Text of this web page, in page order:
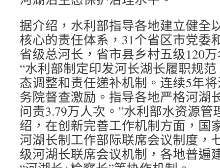
据介绍，水利部指导各地建立健全
核心的责任体系，31个省区市党委
省级总河长，省市县乡村五级120
“水利部制定印发河长湖长履职规
态调整和责任递补机制。连续5年
务院督查激励。指导各地严格河湖
问责3.79万人次。”水利部水资源
绍，在创新完善工作机制方面，国
河湖长制工作部际联席会议制度，
级河湖长联席会议机制，各地普遍